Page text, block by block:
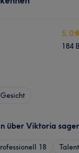
5.0
184
Gesicht
über Viktoria
18